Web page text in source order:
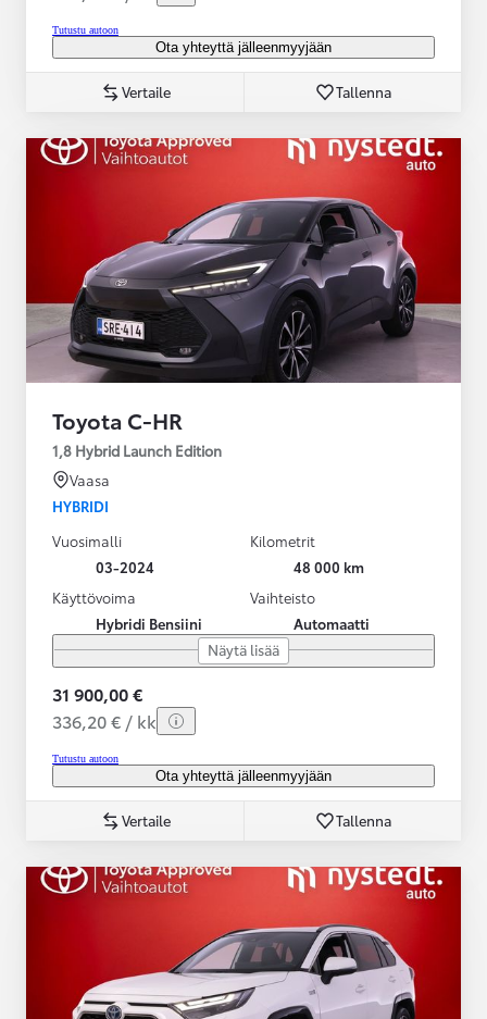
Tutustu autoon
Ota yhteyttä jälleenmyyjään
Vertaile Tallenna
Toyota C-HR
1,8 Hybrid Launch Edition
Vaasa
HYBRIDI
Vuosimalli
03-2024
Kilometrit
48 000 km
Käyttövoima
Hybridi Bensiini
Vaihteisto
Automaatti
Näytä lisää
31 900,00 €
336,20 € / kk
Tutustu autoon
Ota yhteyttä jälleenmyyjään
Vertaile Tallenna